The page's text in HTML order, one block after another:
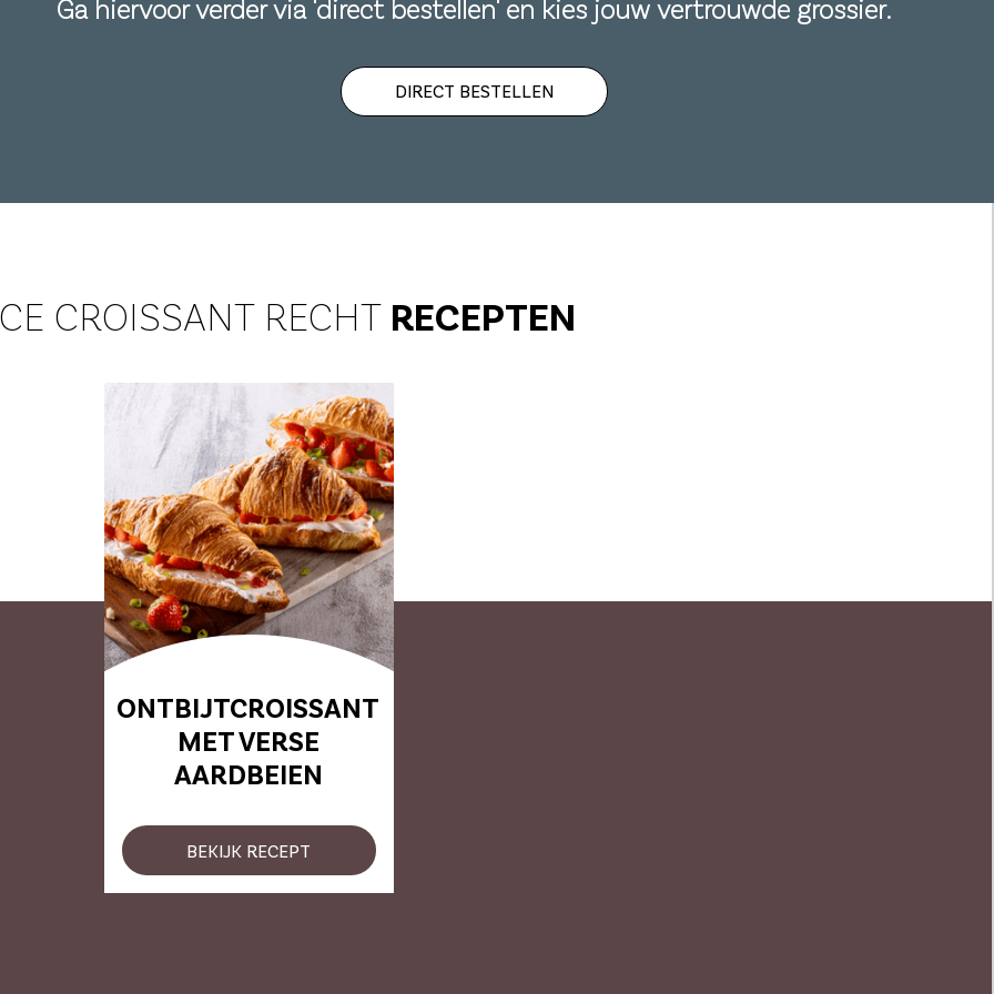
Ga hiervoor verder via 'direct bestellen' en kies jouw vertrouwde grossier.
DIRECT BESTELLEN
CROISSANT RECHT RECEPTEN
ONTBIJTCROISSANT
MET VERSE
AARDBEIEN
BEKIJK RECEPT